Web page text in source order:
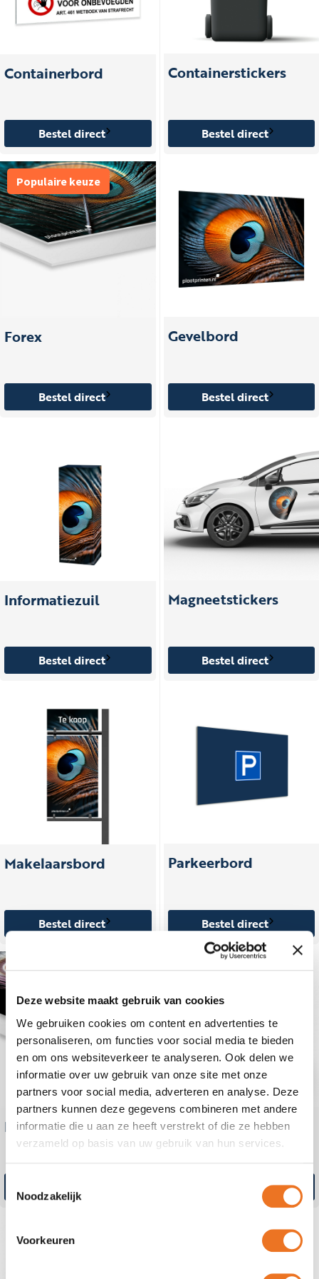
Deze website maakt gebruik van cookies
We gebruiken cookies om content en advertenties te
personaliseren, om functies voor social media te bieden
en om ons websiteverkeer te analyseren. Ook delen we
informatie over uw gebruik van onze site met onze
partners voor social media, adverteren en analyse. Deze
partners kunnen deze gegevens combineren met andere
informatie die u aan ze heeft verstrekt of die ze hebben
verzameld op basis van uw gebruik van hun services.
Noodzakelijk
Voorkeuren
Containerbord
Bestel direct
Containerstickers
Bestel direct
Populaire keuze
Forex
Bestel direct
Gevelbord
Bestel direct
Informatiezuil
Bestel direct
Magneetstickers
Bestel direct
Makelaarsbord
Bestel direct
Parkeerbord
Bestel direct
Populaire keuze
Polypropyleen Raamsticker glasets
Bestel direct